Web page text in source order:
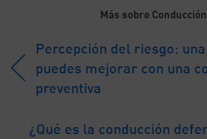
Más sobre Conducción
Percepción del riesgo:
puedes mejorar con una
preventiva
¿Qué es la conducción